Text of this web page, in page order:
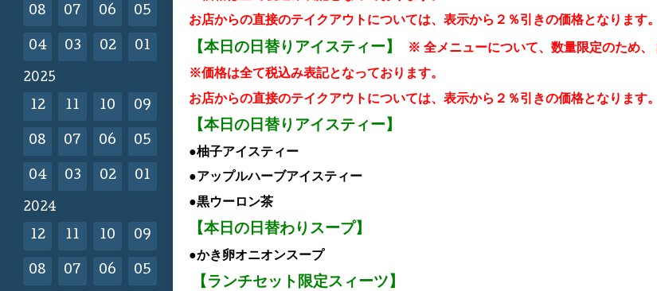
お店からの直接のテイクアウトについては、表示から２％引きの価格となります。
【本日の日替りアイスティー】 ※ 全メニューについて、数量限定のため、
※価格は全て税込み表記となっております。
お店からの直接のテイクアウトについては、表示から２％引きの価格となります。
【本日の日替りアイスティー】
●柚子アイスティー
●アップルハーブアイスティー
●黒ウーロン茶
【本日の日替わりスープ】
●かき卵オニオンスープ
【ランチセット限定スィーツ】
08 07 06 05
04 03 02 01
2025
12 11 10 09
08 07 06 05
04 03 02 01
2024
12 11 10 09
08 07 06 05